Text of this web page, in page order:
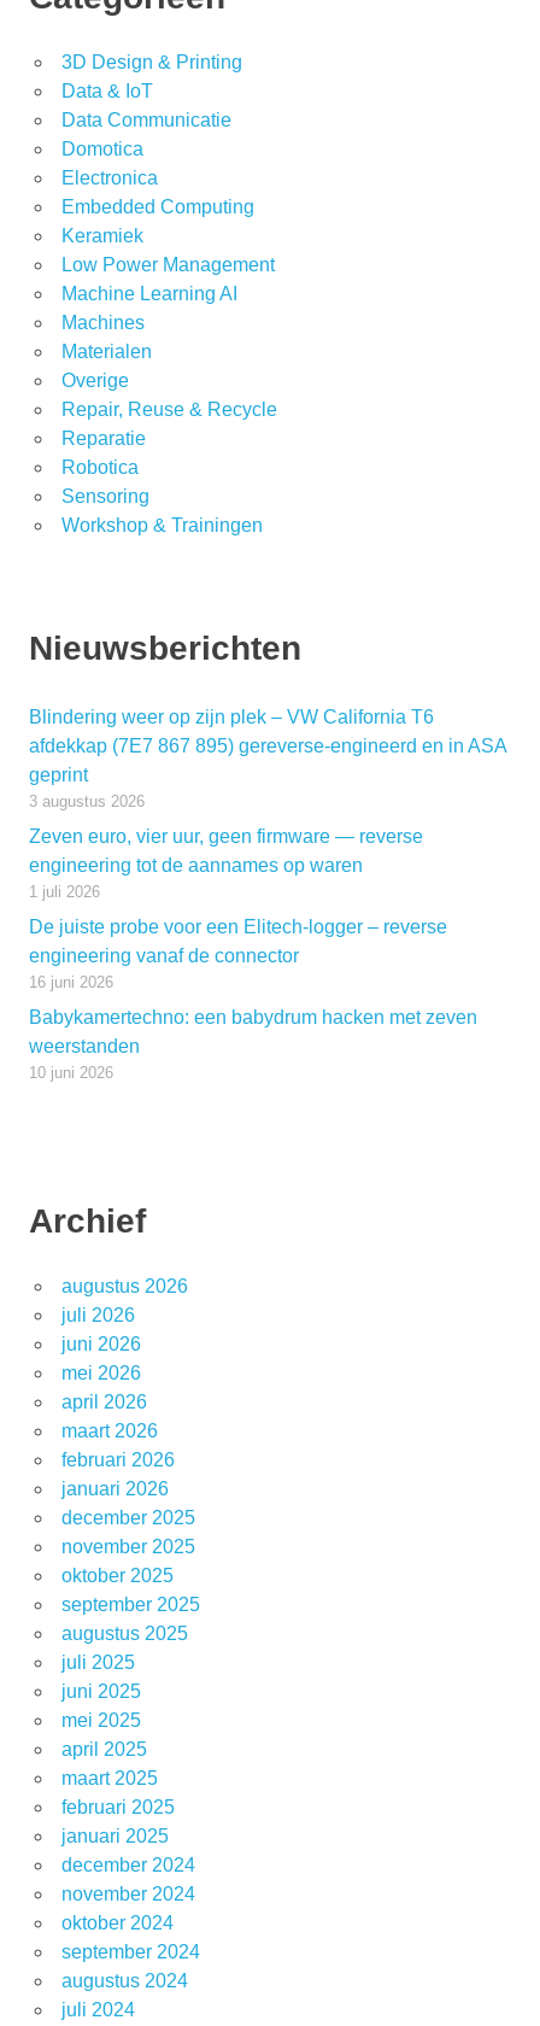
3D Design & Printing
Data & IoT
Data Communicatie
Domotica
Electronica
Embedded Computing
Keramiek
Low Power Management
Machine Learning AI
Machines
Materialen
Overige
Repair, Reuse & Recycle
Reparatie
Robotica
Sensoring
Workshop & Trainingen
Nieuwsberichten
Blindering weer op zijn plek – VW California T6
afdekkap (7E7 867 895) gereverse-engineerd en in ASA
geprint
3 augustus 2026
Zeven euro, vier uur, geen firmware — reverse
engineering tot de aannames op waren
1 juli 2026
De juiste probe voor een Elitech-logger – reverse
engineering vanaf de connector
16 juni 2026
Babykamertechno: een babydrum hacken met zeven
weerstanden
10 juni 2026
Archief
augustus 2026
juli 2026
juni 2026
mei 2026
april 2026
maart 2026
februari 2026
januari 2026
december 2025
november 2025
oktober 2025
september 2025
augustus 2025
juli 2025
juni 2025
mei 2025
april 2025
maart 2025
februari 2025
januari 2025
december 2024
november 2024
oktober 2024
september 2024
augustus 2024
juli 2024